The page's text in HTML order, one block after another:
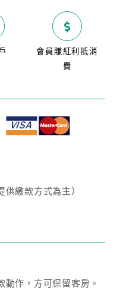
會員賺紅利抵消
費
供繳款方式為主）
作，方可保留客房。